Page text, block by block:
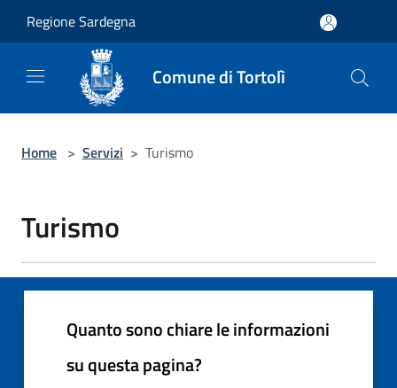
Regione Sardegna
Comune di Tortolì
Home > Servizi > Turismo
Turismo
Quanto sono chiare le informazioni
su questa pagina?